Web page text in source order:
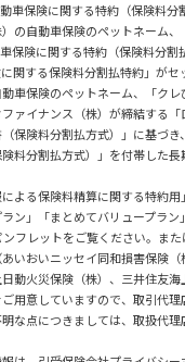
車保険に関する特約（保険料
の自動車保険のペットネーム
車保険に関する特約（保険料分
関する保険料分割払特約」が
車保険のペットネーム、「ク
ァイナンス（株）が締結する
保険料分割払方式）」に基づき
料分割払方式）」を付帯した
よる保険料精算に関する特約用
ン」「まとめてバリュープラン
ンフレットをご覧ください。ま
いおいニッセイ同和損害保険
動火災保険（株）、三井住友
用意していますので、取引代理
な点につきましては、取扱代